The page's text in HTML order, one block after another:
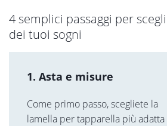
4 semplici passaggi per
dei tuoi sogni
1. Asta e misure
Come primo passo, scegliete la
lamella per tapparella più adatta